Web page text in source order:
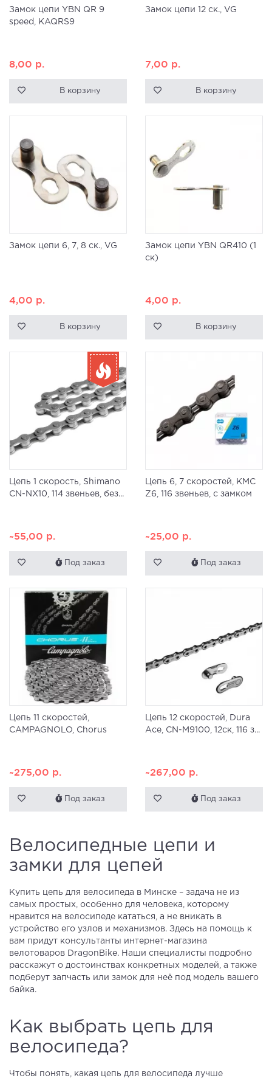
Замок цепи YBN QR 9
speed, KAQRS9
8,00 р.
В корзину
Замок цепи 12 ск., VG
7,00 р.
В корзину
Замок цепи 6, 7, 8 ск., VG
4,00 р.
В корзину
Замок цепи YBN QR410 (1
ск)
4,00 р.
В корзину
Цепь 1 скорость, Shimano
CN-NX10, 114 звеньев, без...
~55,00 р.
Под заказ
Цепь 6, 7 скоростей, KMC
Z6, 116 звеньев, с замком
~25,00 р.
Под заказ
Цепь 11 скоростей,
CAMPAGNOLO, Chorus
~275,00 р.
Под заказ
Цепь 12 скоростей, Dura
Ace, CN-M9100, 12ск, 116 з...
~267,00 р.
Под заказ
Велосипедные цепи и
замки для цепей
Купить цепь для велосипеда в Минске – задача не из
самых простых, особенно для человека, которому
нравится на велосипеде кататься, а не вникать в
устройство его узлов и механизмов. Здесь на помощь к
вам придут консультанты интернет-магазина
велотоваров DragonBike. Наши специалисты подробно
расскажут о достоинствах конкретных моделей, а также
подберут запчасть или замок для неё под модель вашего
байка.
Как выбрать цепь для
велосипеда?
Чтобы понять, какая цепь для велосипеда лучше